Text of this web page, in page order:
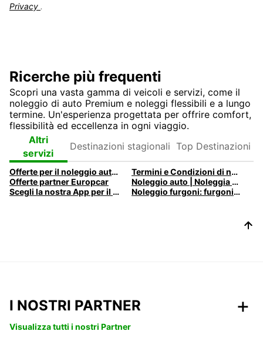
Privacy .
Ricerche più frequenti
Scopri una vasta gamma di veicoli e servizi, come il
noleggio di auto Premium e noleggi flessibili e a lungo
termine. Un'esperienza progettata per offrire comfort,
flessibilità ed eccellenza in ogni viaggio.
Altri
servizi
stagionali
Destinazioni
Offerte per il noleggio auto e il noleggio furgoni
Termini e Condizioni di noleggio Europcar
Offerte partner Europcar
Noleggio auto | Noleggia un'auto con Europcar
Scegli la nostra App per il tuo noleggio auto e furgoni
Noleggio furgoni: furgoni Europcar per ogni esigenza
I NOSTRI PARTNER
Visualizza tutti i nostri Partner